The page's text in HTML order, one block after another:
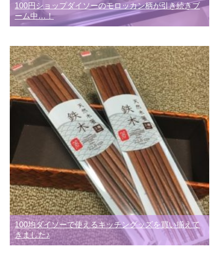
100円ショップダイソーのモロッカン柄が引き続きブ
ーム中…！
100均ダイソーで使えるキッチングッズを買い揃えて
きました♪